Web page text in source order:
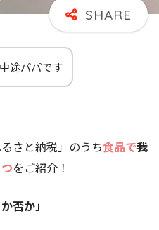
途パパです
さと納税」のうち食品で我
をご紹介！
否か」